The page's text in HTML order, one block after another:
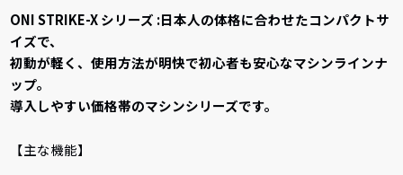
ONI STRIKE-X シリーズ :日本人の体格に合わせたコンパクトサ
イズで、
初動が軽く、使用方法が明快で初心者も安心なマシンラインナ
ップ。
導入しやすい価格帯のマシンシリーズです。
【主な機能】